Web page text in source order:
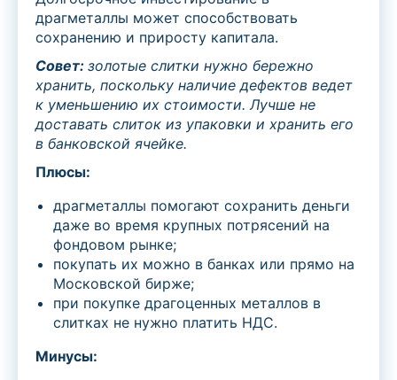
драгметаллы может способствовать
сохранению и приросту капитала.
Совет: золотые слитки нужно бережно
хранить, поскольку наличие дефектов ведет
к уменьшению их стоимости. Лучше не
доставать слиток из упаковки и хранить его
в банковской ячейке.
Плюсы:
драгметаллы помогают сохранить деньги
даже во время крупных потрясений на
фондовом рынке;
покупать их можно в банках или прямо на
Московской бирже;
при покупке драгоценных металлов в
слитках не нужно платить НДС.
Минусы: